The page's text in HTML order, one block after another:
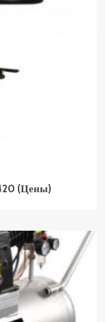
(Цены)